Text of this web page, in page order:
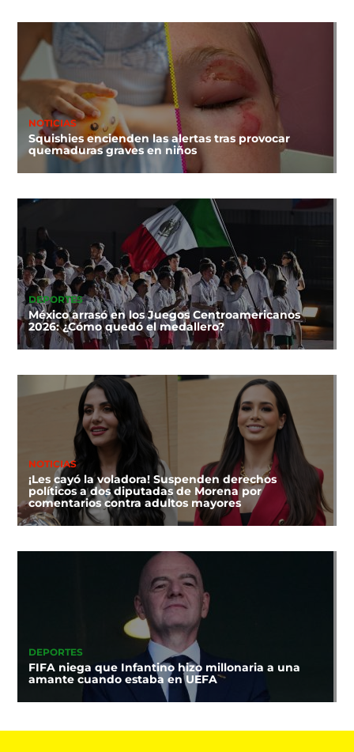
NOTICIAS
Squishies encienden las alertas tras provocar
quemaduras graves en niños
DEPORTES
México arrasó en los Juegos Centroamericanos
2026: ¿Cómo quedó el medallero?
NOTICIAS
¡Les cayó la voladora! Suspenden derechos
políticos a dos diputadas de Morena por
comentarios contra adultos mayores
DEPORTES
FIFA niega que Infantino hizo millonaria a una
amante cuando estaba en UEFA